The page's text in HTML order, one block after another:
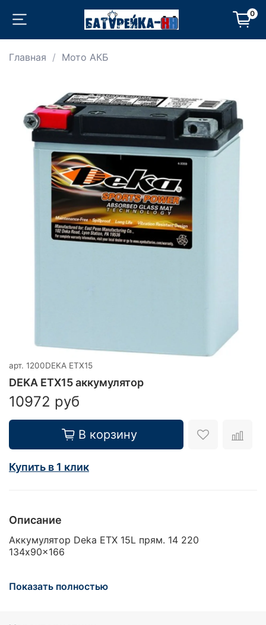
0
Главная Мото АКБ
арт. 1200DEKA ETX15
DEKA ETX15 аккумулятор
10972 руб
В корзину
Купить в 1 клик
Описание
Аккумулятор Deka ETX 15L прям. 14 220
134x90x166
Показать полностью